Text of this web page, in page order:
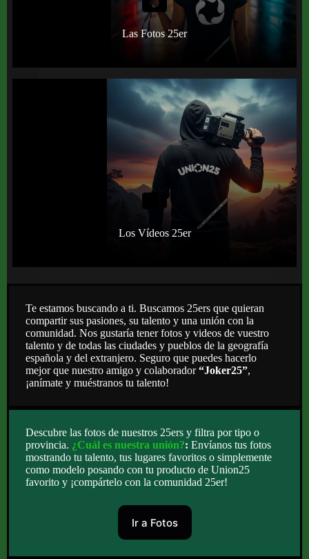
Las Fotos 25er
Los Vídeos 25er
Te estamos buscando a ti. Buscamos 25ers que quieran
compartir sus pasiones, su talento y una unión con la
comunidad. Nos gustaría tener fotos y videos de vuestro
talento y de todas las ciudades y pueblos de la geografía
española y del extranjero. Seguro que puedes hacerlo
mejor que nuestro amigo y colaborador“Joker25”,
¡anímate y muéstranos tu talento!
Descubre las fotos de nuestros 25ers y filtra por tipo o
provincia. ¿Cuál es nuestra unión?: Envíanos tus fotos
mostrando tu talento, tus lugares favoritos o simplemente
como modelo posando con tu producto de Union25
favorito y ¡compártelo con la comunidad 25er!
Ir a Fotos